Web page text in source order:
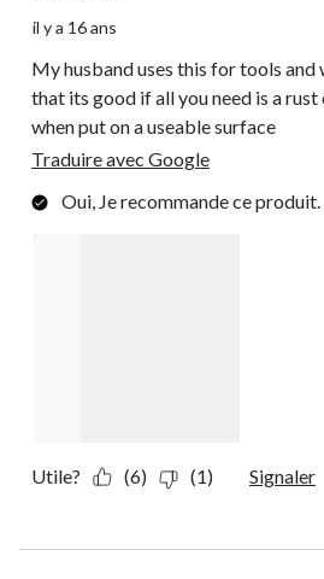
il y a 16 ans
My husband uses this for tools and
that its good if all you need is a
when put on a useable surface
Traduire avec Google
Oui, Je recommande ce produit.
Utile? (6) (1) Signaler